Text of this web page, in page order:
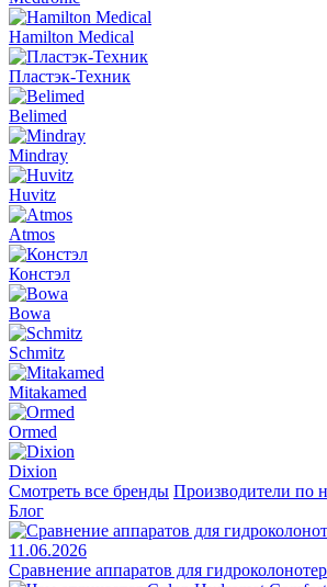
Hamilton Medical
Пластэк-Техник
Belimed
Mindray
Huvitz
Atmos
Констэл
Bowa
Schmitz
Mitakamed
Ormed
Dixion
Смотреть все бренды Производители по
Блог
11.06.2026
Сравнение аппаратов для